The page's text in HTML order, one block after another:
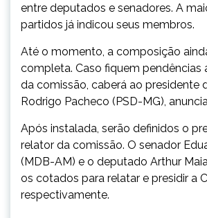
entre deputados e senadores. A
partidos já indicou seus membros.
Até o momento, a composição
completa. Caso fiquem pendências
da comissão, caberá ao presidente
Rodrigo Pacheco (PSD-MG),
Após instalada, serão definidos o
relator da comissão. O senador
(MDB-AM) e o deputado Arthur
os cotados para relatar e presidir a
respectivamente.